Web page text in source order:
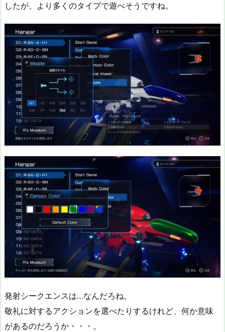
したが、より多くのタイプで遊べそうですね。
発射シークエンスは…なんだろね。
敬礼に対するアクションを選べたりするけれど、何か意味
があるのだろうか・・・。